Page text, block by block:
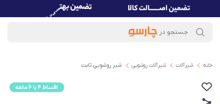
خانه شیرآلات شیرآلات روشویی شیر روشویی ثابت